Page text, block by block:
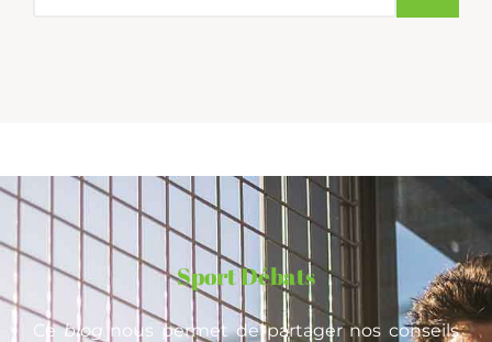
Sport Débats
Ceblog nous permet de partager nos conseils